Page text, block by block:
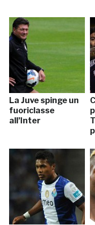
La Juve spinge un
fuoriclasse
all’Inter